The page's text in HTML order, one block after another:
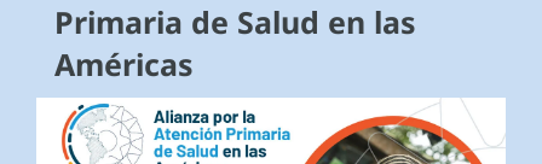
Primaria de Salud en las
Américas